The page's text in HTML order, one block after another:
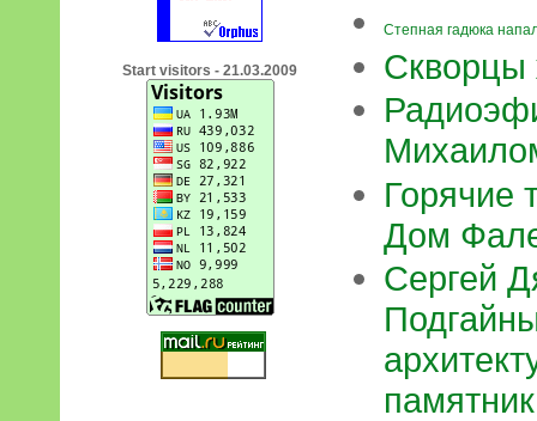
Start visitors - 21.03.2009
Степная гадюка
Скворцы
Горячие
Дом
Сергей